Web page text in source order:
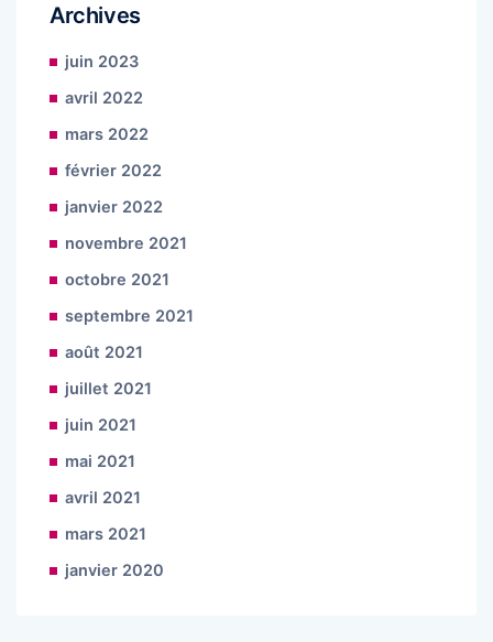
Archives
juin 2023
avril 2022
mars 2022
février 2022
janvier 2022
novembre 2021
octobre 2021
septembre 2021
août 2021
juillet 2021
juin 2021
mai 2021
avril 2021
mars 2021
janvier 2020